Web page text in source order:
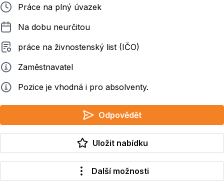
Typ pracovního poměru
Práce na plný úvazek
Délka pracovního poměru
Na dobu neurčitou
Typ smluvního vztahu
práce na živnostenský list (IČO)
ZadavatelZaměstnavatel
Info Pozice je vhodná i pro absolventy.
Odpovědět
Uložit nabídku
Další možnosti